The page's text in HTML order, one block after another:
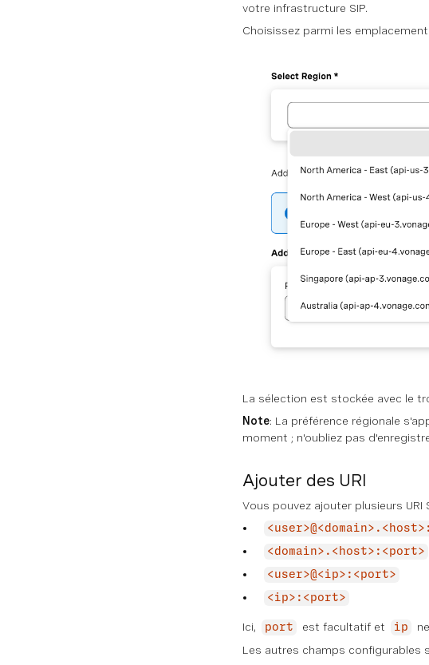
votre infrastructure SIP.
Choisissez parmi les
La sélection est stockée avec le
Note: La préférence régionale
moment ; n'oubliez pas
Ajouter des URI
Vous pouvez ajouter plusieurs
<domain>.<host>:<port>
<user>@<ip>:<port>
<ip>:<port>
Ici, port est facultatif et ip
Les autres champs configurables